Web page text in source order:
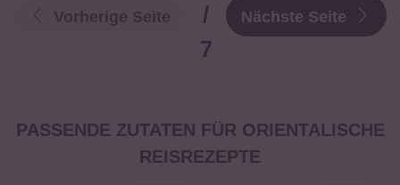
Vorherige Seite
/
7
Nächste Seite
PASSENDE ZUTATEN FÜR ORIENTALISCHE
REISREZEPTE